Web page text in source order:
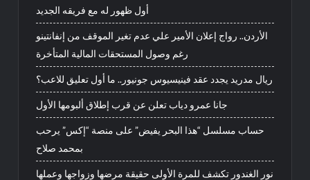
أول ظهور له مع فريقه الجديد
الأردن.. رواج إعلان الأمير علي عدم تغير الموقف من إنفانتينو
رغم وصول المستحقات المالية المتأخرة
ريال مدريد يجدد عقد فينيسيوس جونيور.. ما أول تعليق للاعب؟
جانا عمرو دياب تعلن عن قرب إطلاق ألبومها الأول
حساب مسلسل “هذا البحر يفيض” على منصة “إكس” يرحب
بمحمد صلاح
نور الغندور تكشف للمرة الأولى حقيقة مرضها وزواجها وعملها